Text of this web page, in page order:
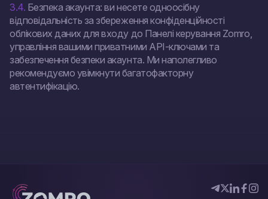
3.4. Безпека акаунта: ви несете одноосібну
відповідальність за збереження конфіденційності
облікових даних для входу до Панелі керування Zomro,
управління вашими приватними API-ключами та
забезпечення безпеки акаунта. Ми наполегливо
рекомендуємо увімкнути багатофакторну
автентифікацію.